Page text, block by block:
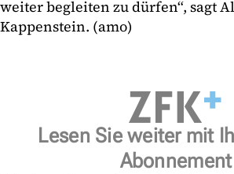
weiter begleiten zu dürfen“, sagt
Kappenstein. (amo)
Lesen Sie weiter mit
Abonnement